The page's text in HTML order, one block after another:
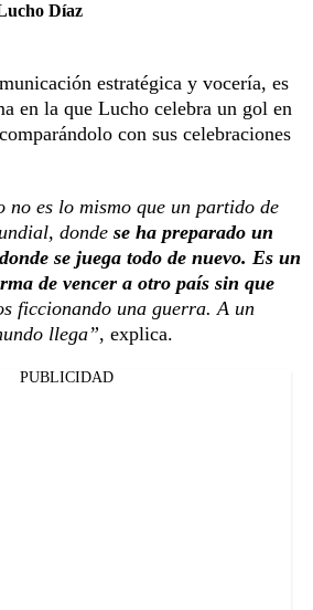
Díaz
estratégica y vocería, es
en la que Lucho celebra un gol en
con sus celebraciones
no es lo mismo que un partido de
donde se ha preparado un
se juega todo de nuevo. Es un
de vencer a otro país sin que
ficcionando una guerra. A un
llega”, explica.
PUBLICIDAD